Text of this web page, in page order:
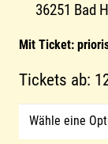
36251 Bad
Mit Ticket:
Tickets ab: